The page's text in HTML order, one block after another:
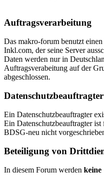
Auftragsverarbeitung
Das makro-forum benutzt
Inkl.com, der seine Server
Daten werden nur in
Auftragsverabeitung auf der
abgeschlossen.
Datenschutzbeauftragter
Ein Datenschutzbeauftragter
Ein Datenschutzbeauftragter
BDSG-neu nicht
Beteiligung von
In diesem Forum werden keine